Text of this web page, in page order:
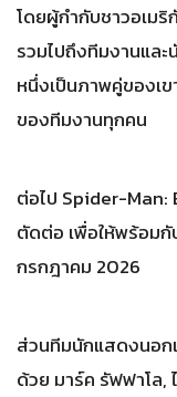
โดยผู้กำกับชาวอเม
รวมไปถึงทีมงานแล
หนึ่งเป็นภาพคู่ของเ
ของทีมงานทุกคน
ต่อไป Spider-Man:
ตัดต่อ เพื่อให้พร้อมกั
กรกฎาคม 2026
ส่วนทีมนักแสดงนอก
ด้วย มาร์ค รัฟฟาโล,